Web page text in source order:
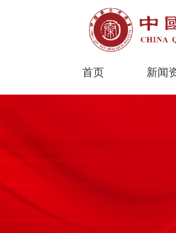
首页 新闻